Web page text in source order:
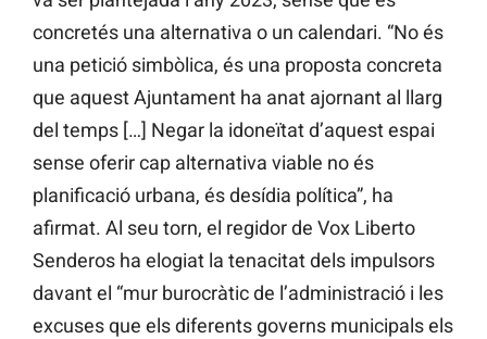
concretés una alternativa o un calendari. “No és
una petició simbòlica, és una proposta concreta
que aquest Ajuntament ha anat ajornant al llarg
del temps […] Negar la idoneïtat d’aquest espai
sense oferir cap alternativa viable no és
planificació urbana, és desídia política”, ha
afirmat. Al seu torn, el regidor de Vox Liberto
Senderos ha elogiat la tenacitat dels impulsors
davant el “mur burocràtic de l’administració i les
excuses que els diferents governs municipals els